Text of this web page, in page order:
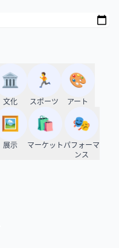
🏛️
文化
🏃
スポーツ
🎨
アート
🖼️
展示
🛍️
マーケット
🎭
パフォーマ
ンス